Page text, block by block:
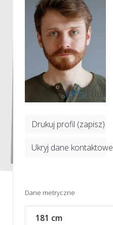
Drukuj profil (zapisz)
Ukryj dane kontaktowe
Dane metryczne
181 cm